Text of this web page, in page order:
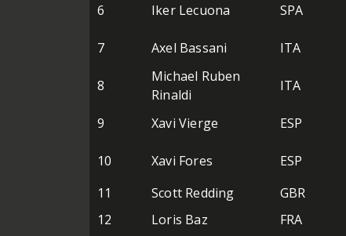
6
Iker Lecuona SPA
7 Axel Bassani ITA
8
Michael Ruben
Rinaldi
ITA
9 Xavi Vierge ESP
10 Xavi Fores ESP
11
Scott Redding GBR
12
Loris Baz FRA